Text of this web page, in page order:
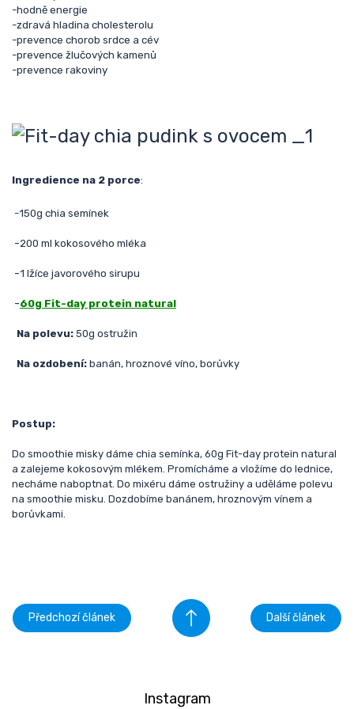
-hodně energie
-zdravá hladina cholesterolu
-prevence chorob srdce a cév
-prevence žlučových kamenů
-prevence rakoviny
Ingredience na 2 porce:
-150g chia semínek
-200 ml kokosového mléka
-1 lžíce javorového sirupu
-60g Fit-day protein natural
Na polevu: 50g ostružin
Na ozdobení: banán, hroznové víno, borůvky
Postup:
Do smoothie misky dáme chia semínka, 60g Fit-day protein natural
a zalejeme kokosovým mlékem. Promícháme a vložíme do lednice,
necháme naboptnat. Do mixéru dáme ostružiny a uděláme polevu
na smoothie misku. Dozdobíme banánem, hroznovým vínem a
borůvkami.
Předchozí článek Další článek
Instagram